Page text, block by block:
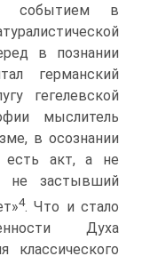
событием в
в познании
германский
гегелевской
мыслитель
в осознании
есть акт, а не
не застывший
4. Что и стало
Духа
классического